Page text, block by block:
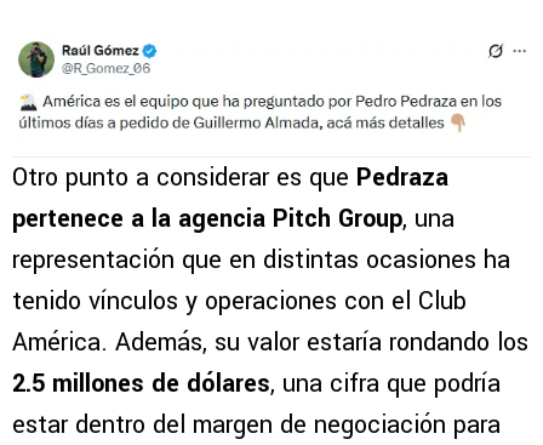
Otro punto a considerar es que Pedraza
pertenece a la agencia Pitch Group, una
representación que en distintas ocasiones ha
tenido vínculos y operaciones con el Club
América. Además, su valor estaría rondando los
2.5 millones de dólares, una cifra que podría
estar dentro del margen de negociación para